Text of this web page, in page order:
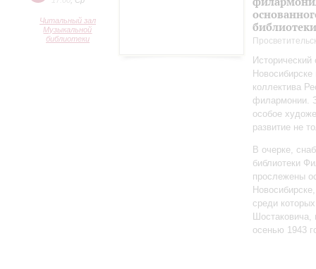
Читальный зал
Музыкальной
библиотеки
коллектива
филармонии.
особое
развитие не
В очерке,
библиотеки
прослежены
среди
Шостаковича,
осенью 1943